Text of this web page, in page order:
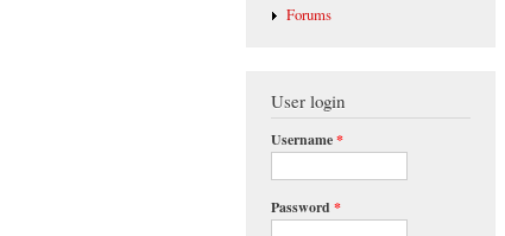
Forums
User login
Username*
Password *